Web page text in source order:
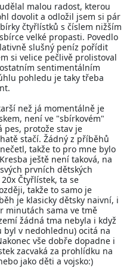
malou radost, kterou
dovolit a odložil jsem si pár
čtyřlístků s číslem nižším
velké propasti. Povedlo
slušný peníz pořídit
si velice pečlivě prolistoval
sentimentálním
pohledu je taky třeba
než já momentálně je
není ve "sbírkovém"
pes, protože stav je
stačí. Žádný z příběhů
takže to pro mne bylo
ještě není taková, na
prvních dětských
Čtyřlístek, ta se
takže to samo je
je klasicky dětsky naivní, i
minutách sama ve tmě
žádná tma nebyla i když
byl v nedohlednu) ocitá na
vše dobře dopadne i
zacvaká za prohlídku na
jako děti a vojsko:)